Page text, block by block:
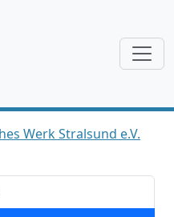
Werk Stralsund e.V.